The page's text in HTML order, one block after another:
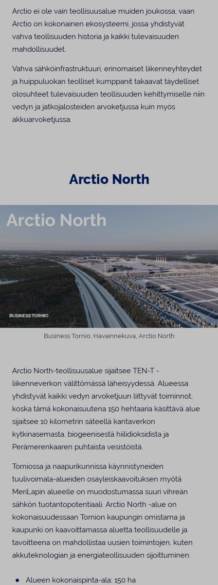
Arctio ei ole vain teollisuusalue muiden joukossa, vaan
Arctio on kokonainen ekosysteemi, jossa yhdistyvät
vahva teollisuuden historia ja kaikki tulevaisuuden
mahdollisuudet.
Vahva sähköinfrastruktuuri, erinomaiset liikenneyhteydet
ja huippuluokan teolliset kumppanit takaavat täydelliset
olosuhteet tulevaisuuden teollisuuden kehittymiselle niin
vedyn ja jatkojalosteiden arvoketjussa kuin myös
akkuarvoketjussa.
Arctio North
Business Tornio, Havainnekuva, Arctio North
Arctio North-teollisuusalue sijaitsee TEN-T -
liikenneverkon välittömässä läheisyydessä. Alueessa
yhdistyvät kaikki vedyn arvoketjuun liittyvät toiminnot,
koska tämä kokonaisuutena 150 hehtaaria käsittävä alue
sijaitsee 10 kilometrin säteellä kantaverkon
kytkinasemasta, biogeenisestä hiilidioksidista ja
Perämerenkaaren puhtaista vesistöistä.
Torniossa ja naapurikunnissa käynnistyneiden
tuulivoimala-alueiden osayleiskaavoituksen myötä
MeriLapin alueelle on muodostumassa suuri vihreän
sähkön tuotantopotentiaali. Arctio North -alue on
kokonaisuudessaan Tornion kaupungin omistama ja
kaupunki on kaavoittamassa aluetta teollisuudelle ja
tavoitteena on mahdollistaa uusien toimintojen, kuten
akkuteknologian ja energiateollisuuden sijoittuminen.
Alueen kokonaispinta-ala: 150 ha